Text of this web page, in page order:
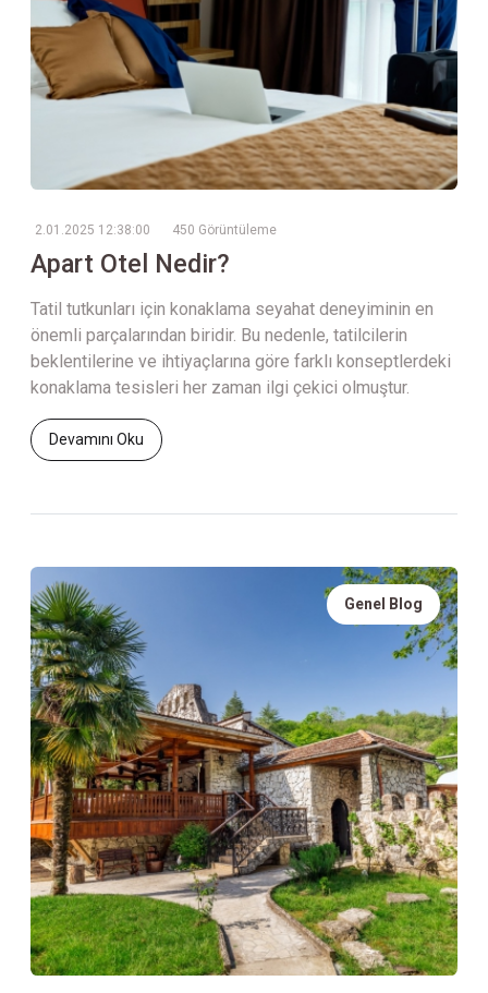
2.01.2025 12:38:00 450 Görüntüleme
Apart Otel Nedir?
Tatil tutkunları için konaklama seyahat deneyiminin en
önemli parçalarından biridir. Bu nedenle, tatilcilerin
beklentilerine ve ihtiyaçlarına göre farklı konseptlerdeki
konaklama tesisleri her zaman ilgi çekici olmuştur.
Devamını Oku
Genel Blog